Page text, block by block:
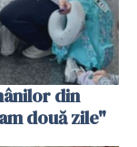
din
două zile"